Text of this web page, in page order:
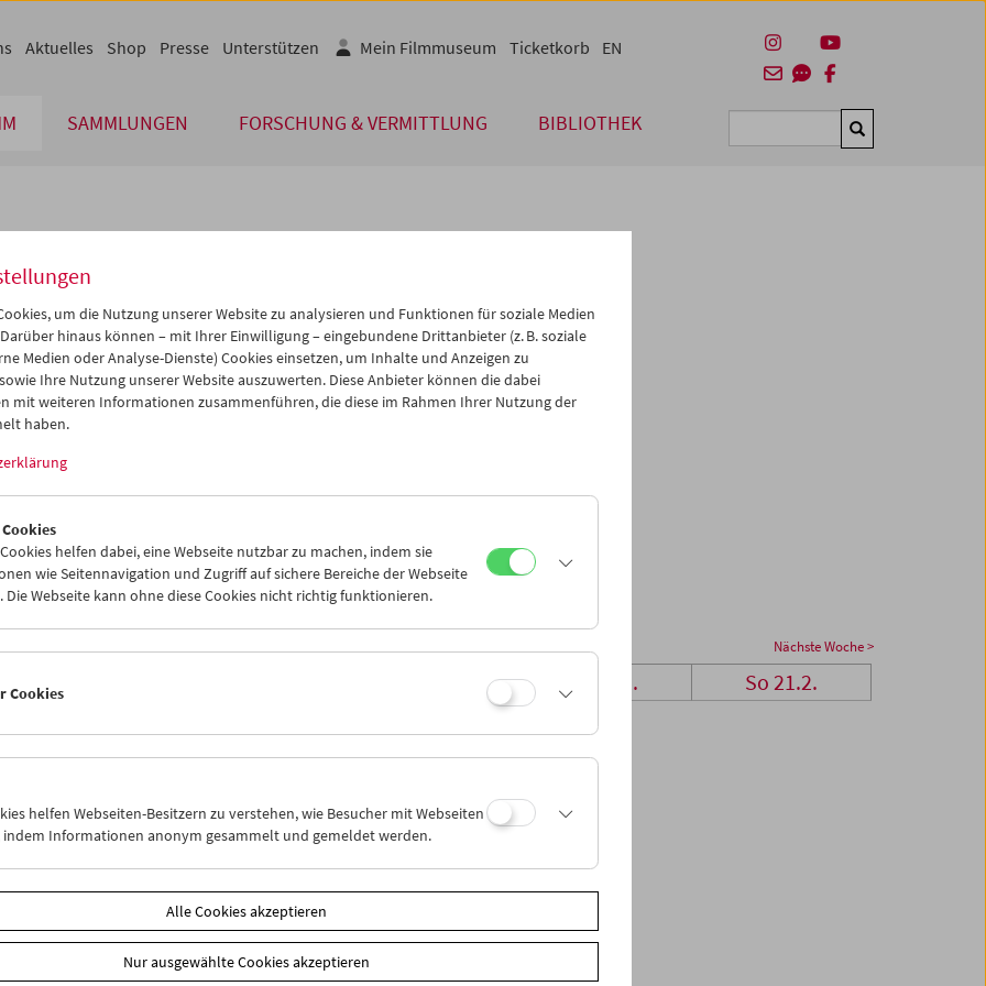
SAMMLUNGEN FORSCHUNG & VERMITTLUNG BIBLIOTHEK Suchen
Aktuelles Shop Presse Unterstützen Mein Filmmuseum Ticketkorb EN
Feb 2027 >>
Mi Do Fr Sa So
03 04 05 06
07
10 11 12 13
14
17 18
24 25
10
iCalender
Programmheft-PDF
English language or subtitles
Nächste Woche >
Mi 17.2. Sa 20.2. So 21.2.
um die Nutzung unserer Website zu analysieren und Funktionen für soziale Medien
hinaus können – mit Ihrer Einwilligung – eingebundene Drittanbieter (z. B. soziale
Medien oder Analyse-Dienste) Cookies einsetzen, um Inhalte und Anzeigen zu
Ihre Nutzung unserer Website auszuwerten. Diese Anbieter können die dabei
mit weiteren Informationen zusammenführen, die diese im Rahmen Ihrer Nutzung der
haben.
helfen dabei, eine Webseite nutzbar zu machen, indem sie
wie Seitennavigation und Zugriff auf sichere Bereiche der Webseite
Die Webseite kann ohne diese Cookies nicht richtig funktionieren.
Cookies
helfen Webseiten-Besitzern zu verstehen, wie Besucher mit Webseiten
indem Informationen anonym gesammelt und gemeldet werden.
Alle Cookies akzeptieren
Nur ausgewählte Cookies akzeptieren